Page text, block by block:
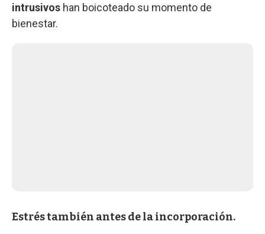
intrusivos han boicoteado su momento de
bienestar.
Estrés también antes de la incorporación.